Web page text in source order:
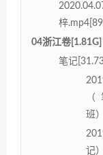
梓
04浙江卷[1.81G]
笔记
班
记